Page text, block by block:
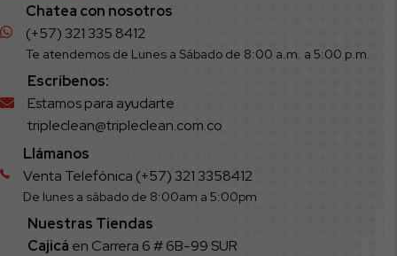
Chatea con nosotros
(+57) 321 335 8412
Te atendemos de Lunes a Sábado de 8:00 a.m. a 5:00 p.m.
Escríbenos:
Estamos para ayudarte
tripleclean@tripleclean.com.co
Llámanos
Venta Telefónica (+57) 321 3358412
De lunes a sábado de 8:00am a 5:00pm
Nuestras Tiendas
Cajicá en Carrera 6 # 6B-99 SUR